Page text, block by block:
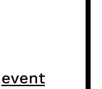
event